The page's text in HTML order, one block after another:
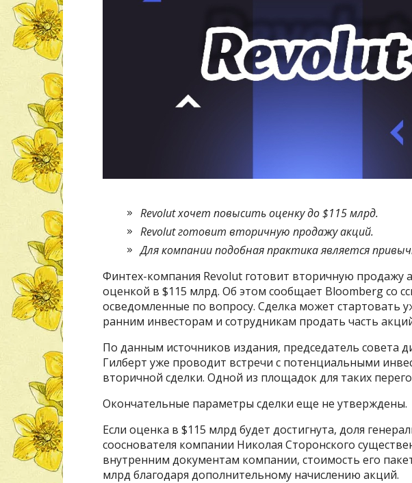
Revolut хочет повысить оценку до $115 млрд.
Revolut готовит вторичную продажу акций.
Для компании подобная практика является
Финтех-компания Revolut готовит вторичную продажу
оценкой в $115 млрд. Об этом сообщает Bloomberg со
осведомленные по вопросу. Сделка может стартовать
ранним инвесторам и сотрудникам продать часть
По данным источников издания, председатель совета
Гилберт уже проводит встречи с потенциальными
вторичной сделки. Одной из площадок для таких
Окончательные параметры сделки еще не утверждены.
Если оценка в $115 млрд будет достигнута, доля
сооснователя компании Николая Сторонского
внутренним документам компании, стоимость его
млрд благодаря дополнительному начислению акций.